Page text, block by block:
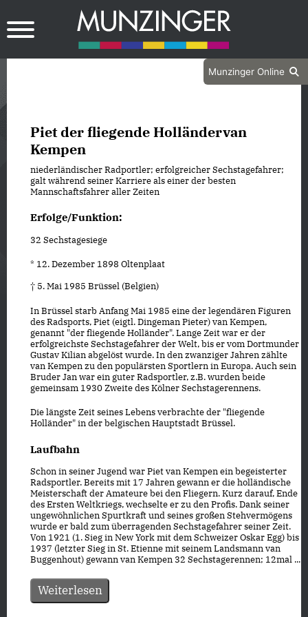
Munzinger Online
Piet der fliegende Holländervan
Kempen
niederländischer Radportler; erfolgreicher Sechstagefahrer;
galt während seiner Karriere als einer der besten
Mannschaftsfahrer aller Zeiten
Erfolge/Funktion:
32 Sechstagesiege
* 12. Dezember 1898 Oltenplaat
† 5. Mai 1985 Brüssel (Belgien)
In Brüssel starb Anfang Mai 1985 eine der legendären Figuren
des Radsports, Piet (eigtl. Dingeman Pieter) van Kempen,
genannt "der fliegende Holländer". Lange Zeit war er der
erfolgreichste Sechstagefahrer der Welt, bis er vom Dortmunder
Gustav Kilian abgelöst wurde. In den zwanziger Jahren zählte
van Kempen zu den populärsten Sportlern in Europa. Auch sein
Bruder Jan war ein guter Radsportler, z.B. wurden beide
gemeinsam 1930 Zweite des Kölner Sechstagerennens.
Die längste Zeit seines Lebens verbrachte der "fliegende
Holländer" in der belgischen Hauptstadt Brüssel.
Laufbahn
Schon in seiner Jugend war Piet van Kempen ein begeisterter
Radsportler. Bereits mit 17 Jahren gewann er die holländische
Meisterschaft der Amateure bei den Fliegern. Kurz darauf, Ende
des Ersten Weltkriegs, wechselte er zu den Profis. Dank seiner
ungewöhnlichen Spurtkraft und seines großen Stehvermögens
wurde er bald zum überragenden Sechstagefahrer seiner Zeit.
Von 1921 (1. Sieg in New York mit dem Schweizer Oskar Egg) bis
1937 (letzter Sieg in St. Etienne mit seinem Landsmann van
Buggenhout) gewann van Kempen 32 Sechstagerennen; 12mal ...
Weiterlesen